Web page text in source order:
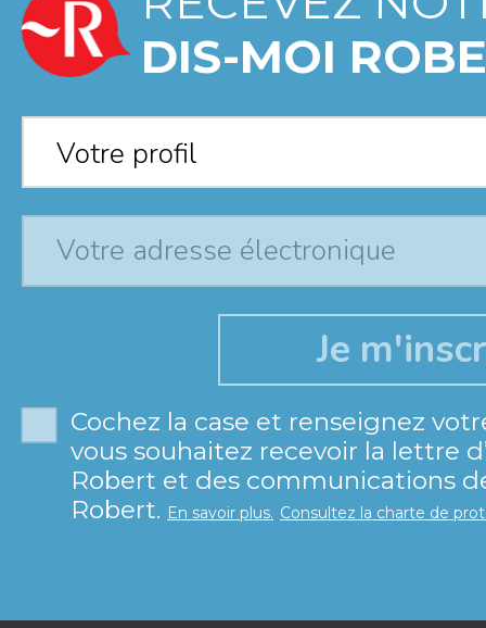
DIS-MOI
Votre profil*
Votre profil
Cochez la case et renseignez
vous souhaitez recevoir la lettre
Robert et des communications
Robert. En savoir plus. Consultez la charte de